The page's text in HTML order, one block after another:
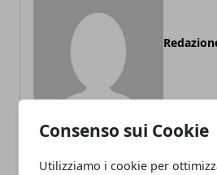
Consenso sui Cookie
Utilizziamo i cookie per